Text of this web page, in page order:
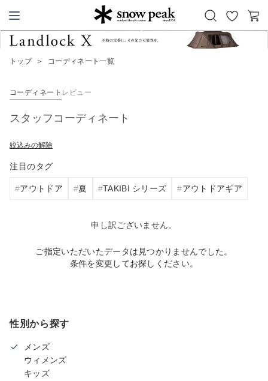
Snow Peak
お
気
カ
トップ ＞ コーディネート一覧
コーディネート レビュー
スタッフコーディネート
絞込みの解除
注目のタグ
アウトドア 夏 TAKIBI シリーズ アウトドアギア
申し訳ございません。
ご指定いただいたデータは見つかりませんでした。
条件を変更してお探しください。
性別から探す
メンズ
ウィメンズ
キッズ